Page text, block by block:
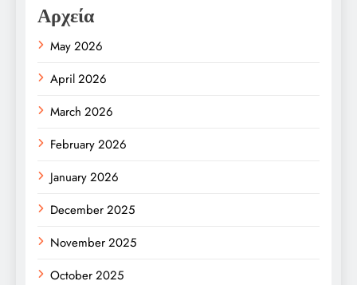
Αρχεία
May 2026
April 2026
March 2026
February 2026
January 2026
December 2025
November 2025
October 2025